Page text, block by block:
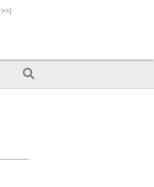
>>)